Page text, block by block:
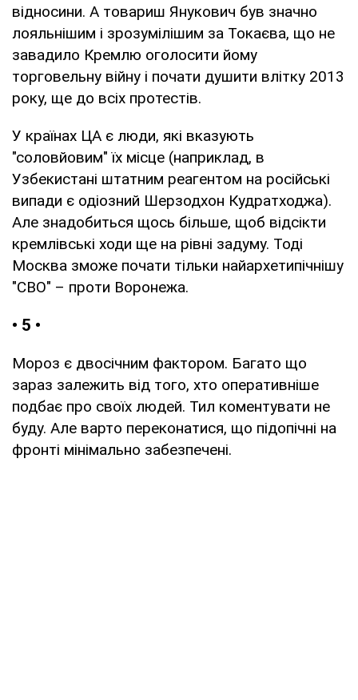
відносини. А товариш Янукович був значно
лояльнішим і зрозумілішим за Токаєва, що не
завадило Кремлю оголосити йому
торговельну війну і почати душити влітку 2013
року, ще до всіх протестів.
У країнах ЦА є люди, які вказують
"соловйовим" їх місце (наприклад, в
Узбекистані штатним реагентом на російські
випади є одіозний Шерзодхон Кудратходжа).
Але знадобиться щось більше, щоб відсікти
кремлівські ходи ще на рівні задуму. Тоді
Москва зможе почати тільки найархетипічнішу
"СВО" – проти Воронежа.
• 5 •
Мороз є двосічним фактором. Багато що
зараз залежить від того, хто оперативніше
подбає про своїх людей. Тил коментувати не
буду. Але варто переконатися, що підопічні на
фронті мінімально забезпечені.